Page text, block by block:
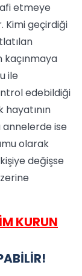
etmeye
Kimi geçirdiği
ile
edebildiği
annelerde ise
olarak
değişse
KURUN